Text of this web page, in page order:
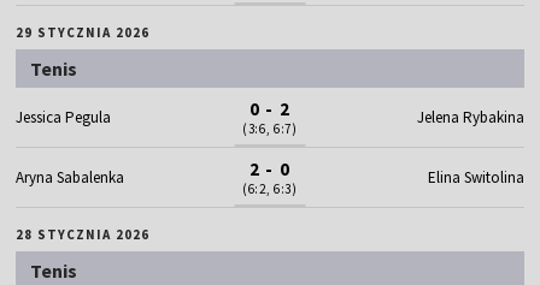
29 STYCZNIA 2026
Tenis
Jessica Pegula 0 - 2
(3:6, 6:7)
Jelena Rybakina
Aryna Sabalenka 2 - 0
(6:2, 6:3)
Elina Switolina
28 STYCZNIA 2026
Tenis